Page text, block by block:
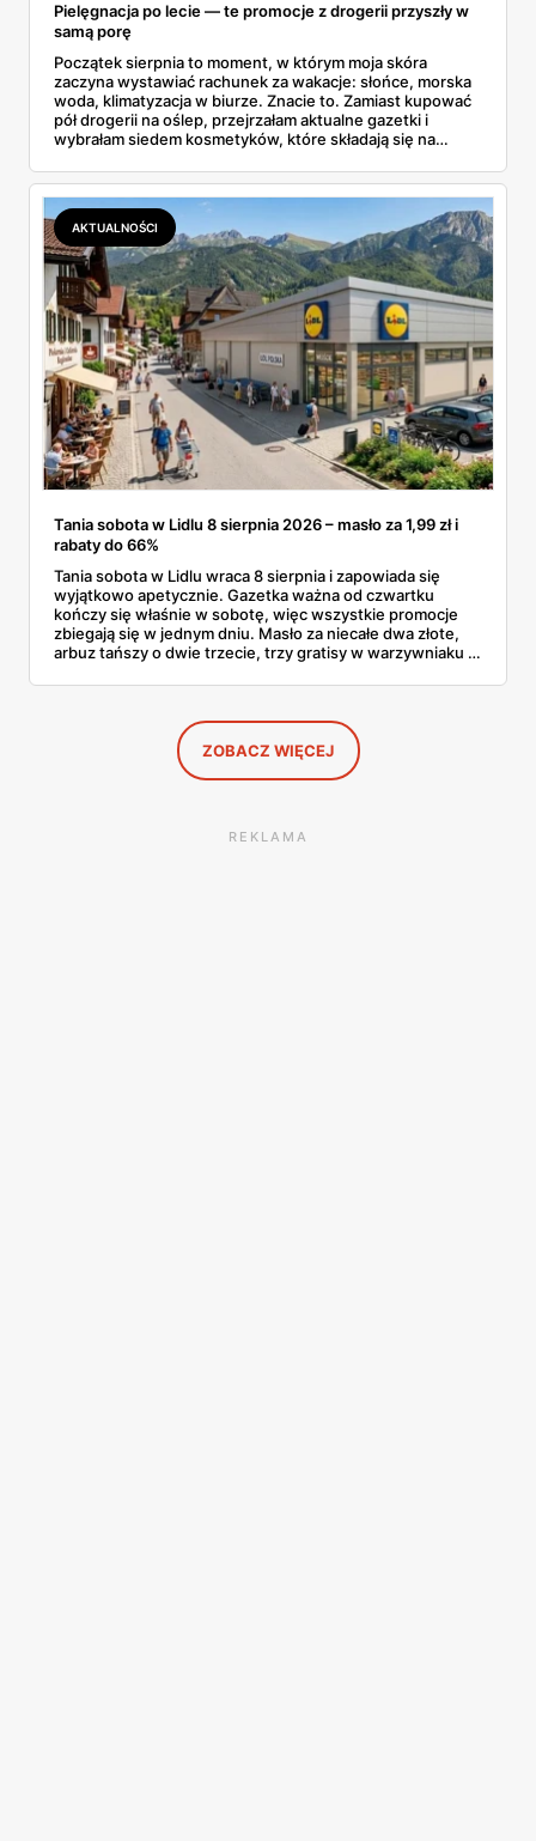
Pielęgnacja po lecie — te promocje z drogerii przyszły w
samą porę
Początek sierpnia to moment, w którym moja skóra
zaczyna wystawiać rachunek za wakacje: słońce, morska
woda, klimatyzacja w biurze. Znacie to. Zamiast kupować
pół drogerii na oślep, przejrzałam aktualne gazetki i
wybrałam siedem kosmetyków, które składają się na
dermokosmetyki Vichy. Wszystkie ceny sprawdziłam w
ofertach, terminy też.
AKTUALNOŚCI
Tania sobota w Lidlu 8 sierpnia 2026 – masło za 1,99 zł i
rabaty do 66%
Tania sobota w Lidlu wraca 8 sierpnia i zapowiada się
wyjątkowo apetycznie. Gazetka ważna od czwartku
kończy się właśnie w sobotę, więc wszystkie promocje
zbiegają się w jednym dniu. Masło za niecałe dwa złote,
arbuz tańszy o dwie trzecie, trzy gratisy w warzywniaku i
całą sobotnią gazetkę Lidla strona po stronie i wybrałam
ZOBACZ WIĘCEJ
REKLAMA